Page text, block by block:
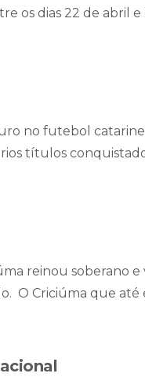
os dias 22 de abril e
no futebol
títulos
reinou soberano
O Criciúma que até